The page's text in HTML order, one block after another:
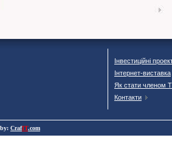
Інвестиційні
Інтернет-виставка
Як стати членом
Контакти
CrafIT.com